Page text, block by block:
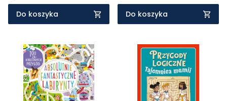
Do koszyka Do koszyka